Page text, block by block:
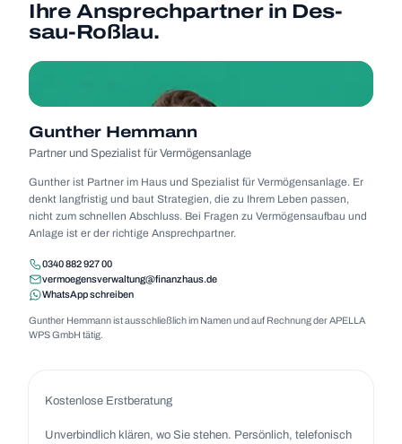
Ihre Ansprech­part­ner in Des­
sau-Roß­lau.
GH
Gun­ther Hem­mann
Part­ner und Spe­zia­list für Ver­mö­gens­an­lage
Gun­ther ist Part­ner im Haus und Spe­zia­list für Ver­mö­gens­an­lage. Er
denkt lang­fris­tig und baut Stra­te­gien, die zu Ihrem Leben pas­sen,
nicht zum schnel­len Abschluss. Bei Fra­gen zu Ver­mö­gens­auf­bau und
Anlage ist er der rich­tige Ansprech­part­ner.
0340 882 927 00
ver­moe­gens­ver­wal­tung@finanz­haus.de
Whats­App schrei­ben
Gun­ther Hem­mann ist aus­schließ­lich im Namen und auf Rech­nung der APELLA
WPS GmbH tätig.
Kos­ten­lose Erst­be­ra­tung
Unver­bind­lich klä­ren, wo Sie ste­hen. Per­sön­lich, tele­fo­nisch